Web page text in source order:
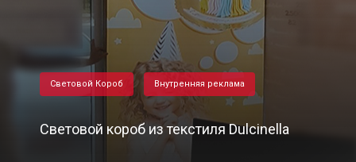
Световой Короб Внутренняя реклама
Световой короб из текстиля Dulcinella